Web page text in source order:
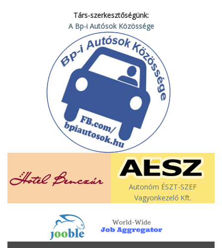
Társ-szerkesztőségünk:
A Bp-i Autósok Közössége
Autonóm ÉSZT-SZEF
Vagyonkezelő Kft.